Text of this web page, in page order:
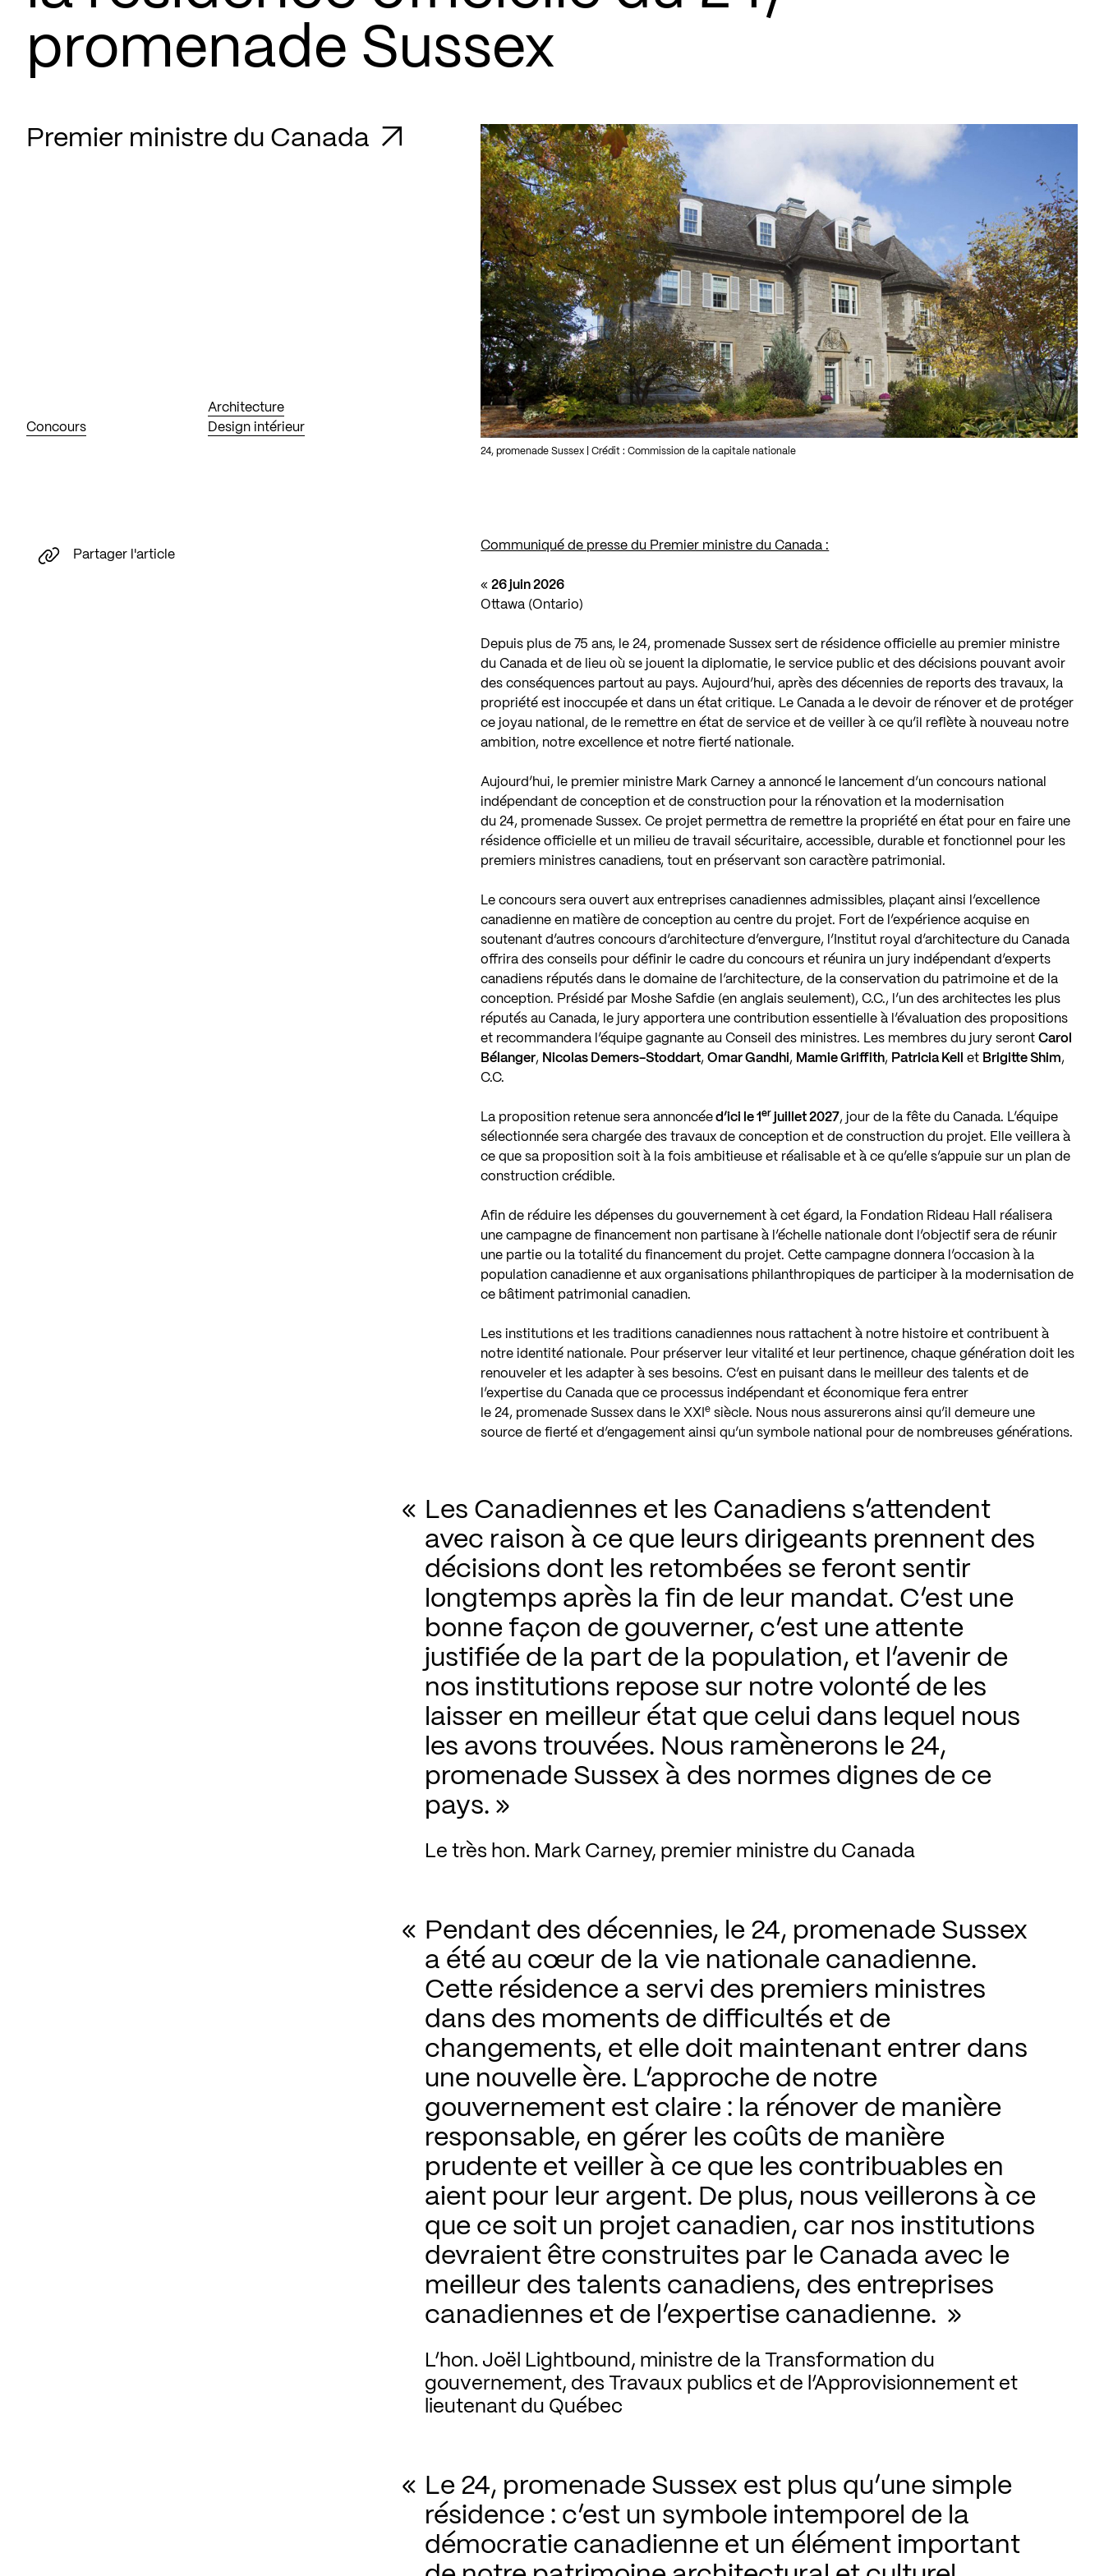
promenade Sussex
Premier ministre du Canada
Concours
Architecture
Design intérieur
24, promenade Sussex | Crédit : Commission de la capitale nationale
Communiqué de presse du Premier ministre du Canada :
«26 juin 2026
Ottawa (Ontario)
Depuis plus de 75 ans, le 24, promenade Sussex sert de résidence officielle au premier ministre
du Canada et de lieu où se jouent la diplomatie, le service public et des décisions pouvant avoir
des conséquences partout au pays. Aujourd’hui, après des décennies de reports des travaux, la
propriété est inoccupée et dans un état critique. Le Canada a le devoir de rénover et de protéger
ce joyau national, de le remettre en état de service et de veiller à ce qu’il reflète à nouveau notre
ambition, notre excellence et notre fierté nationale.
Aujourd’hui, le premier ministre Mark Carney a annoncé le lancement d’un concours national
indépendant de conception et de construction pour la rénovation et la modernisation
du 24, promenade Sussex. Ce projet permettra de remettre la propriété en état pour en faire une
résidence officielle et un milieu de travail sécuritaire, accessible, durable et fonctionnel pour les
premiers ministres canadiens, tout en préservant son caractère patrimonial.
Le concours sera ouvert aux entreprises canadiennes admissibles, plaçant ainsi l’excellence
canadienne en matière de conception au centre du projet. Fort de l’expérience acquise en
soutenant d’autres concours d’architecture d’envergure, l’Institut royal d’architecture du Canada
offrira des conseils pour définir le cadre du concours et réunira un jury indépendant d’experts
canadiens réputés dans le domaine de l’architecture, de la conservation du patrimoine et de la
conception. Présidé par Moshe Safdie (en anglais seulement), C.C., l’un des architectes les plus
réputés au Canada, le jury apportera une contribution essentielle à l’évaluation des propositions
et recommandera l’équipe gagnante au Conseil des ministres. Les membres du jury serontCarol
Bélanger, Nicolas Demers-Stoddart,Omar Gandhi, Mamie Griffith, Patricia Kell et Brigitte Shim,
C.C.
La proposition retenue sera annoncée d’ici le 1er juillet 2027, jour de la fête du Canada. L’équipe
sélectionnée sera chargée des travaux de conception et de construction du projet. Elle veillera à
ce que sa proposition soit à la fois ambitieuse et réalisable et à ce qu’elle s’appuie sur un plan de
construction crédible.
Afin de réduire les dépenses du gouvernement à cet égard, la Fondation Rideau Hall réalisera
une campagne de financement non partisane à l’échelle nationale dont l’objectif sera de réunir
une partie ou la totalité du financement du projet. Cette campagne donnera l’occasion à la
population canadienne et aux organisations philanthropiques de participer à la modernisation de
ce bâtiment patrimonial canadien.
Les institutions et les traditions canadiennes nous rattachent à notre histoire et contribuent à
notre identité nationale. Pour préserver leur vitalité et leur pertinence, chaque génération doit les
renouveler et les adapter à ses besoins. C’est en puisant dans le meilleur des talents et de
l’expertise du Canada que ce processus indépendant et économique fera entrer
le 24, promenade Sussex dans le XXIe siècle. Nous nous assurerons ainsi qu’il demeure une
source de fierté et d’engagement ainsi qu’un symbole national pour de nombreuses générations.
Les Canadiennes et les Canadiens s’attendent
avec raison à ce que leurs dirigeants prennent des
décisions dont les retombées se feront sentir
longtemps après la fin de leur mandat. C’est une
bonne façon de gouverner, c’est une attente
justifiée de la part de la population, et l’avenir de
nos institutions repose sur notre volonté de les
laisser en meilleur état que celui dans lequel nous
les avons trouvées. Nous ramènerons le 24,
promenade Sussex à des normes dignes de ce
pays.
Le très hon. Mark Carney, premier ministre du Canada
Pendant des décennies, le 24, promenade Sussex
a été au cœur de la vie nationale canadienne.
Cette résidence a servi des premiers ministres
dans des moments de difficultés et de
changements, et elle doit maintenant entrer dans
une nouvelle ère. L’approche de notre
gouvernement est claire : la rénover de manière
responsable, en gérer les coûts de manière
prudente et veiller à ce que les contribuables en
aient pour leur argent. De plus, nous veillerons à ce
que ce soit un projet canadien, car nos institutions
devraient être construites par le Canada avec le
meilleur des talents canadiens, des entreprises
canadiennes et de l’expertise canadienne.
L’hon. Joël Lightbound, ministre de la Transformation du
gouvernement, des Travaux publics et de l’Approvisionnement et
lieutenant du Québec
Le 24, promenade Sussex est plus qu’une simple
résidence : c’est un symbole intemporel de la
démocratie canadienne et un élément important
Partager l'article